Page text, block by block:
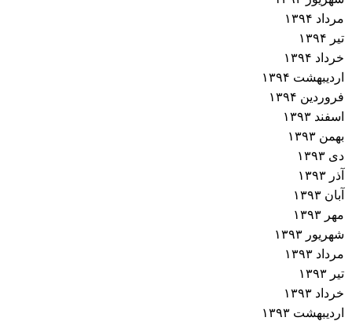
ه‌
ه
ا
مرداد ۱۳۹۴
تیر ۱۳۹۴
خرداد ۱۳۹۴
اردیبهشت ۱۳۹۴
فروردین ۱۳۹۴
اسفند ۱۳۹۳
بهمن ۱۳۹۳
دی ۱۳۹۳
آذر ۱۳۹۳
آبان ۱۳۹۳
مهر ۱۳۹۳
شهریور ۱۳۹۳
مرداد ۱۳۹۳
تیر ۱۳۹۳
خرداد ۱۳۹۳
اردیبهشت ۱۳۹۳